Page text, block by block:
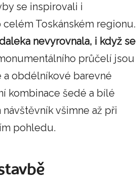
se inspirovali i
Toskánském regionu.
nevyrovnala, i když se
průčelí jsou
a obdélníkové barevné
kombinace šedé a bílé
všimne až při
pohledu.